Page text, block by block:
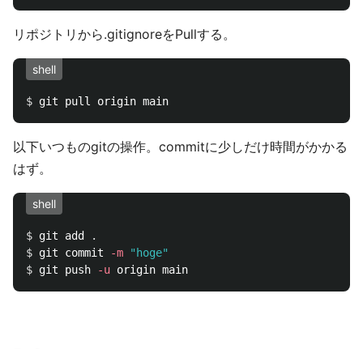
リポジトリから.gitignoreをPullする。
shell
$
以下いつものgitの操作。commitに少しだけ時間がかかる
はず。
shell
$ git add
.
$ git commit -m
"hoge"
$ git push -u